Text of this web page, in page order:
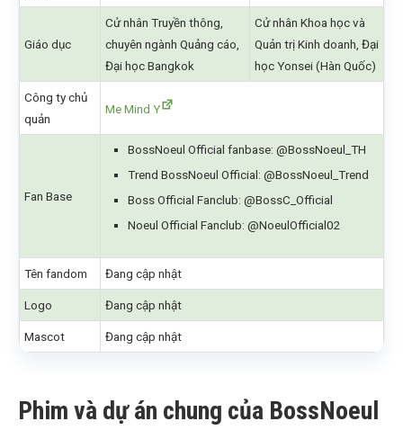
Giáo dục
Cử nhân Truyền thông,
chuyên ngành Quảng cáo,
Đại học Bangkok
Cử nhân Khoa học và
Quản trị Kinh doanh, Đại
học Yonsei (Hàn Quốc)
Công ty chủ
quản
Me Mind Y
Fan Base
BossNoeul Official fanbase: @BossNoeul_TH
Trend BossNoeul Official: @BossNoeul_Trend
Boss Official Fanclub: @BossC_Official
Noeul Official Fanclub: @NoeulOfficial02
Tên fandom Đang cập nhật
Logo Đang cập nhật
Mascot Đang cập nhật
Phim và dự án chung của BossNoeul